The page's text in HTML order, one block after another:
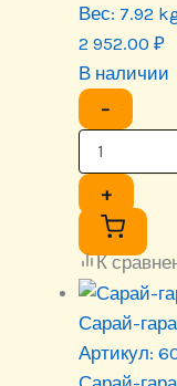
Вес: 7.92
2 952.00 ₽
В наличии
−
+
К
Сарай-
Артикул: